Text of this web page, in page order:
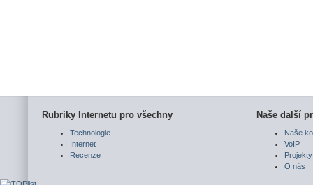
Rubriky Internetu pro všechny
Technologie
Internet
Recenze
Naše další
Naše
VoIP
Projekty
O nás